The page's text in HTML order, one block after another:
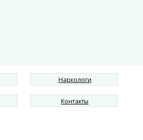
Наркологи
Контакты